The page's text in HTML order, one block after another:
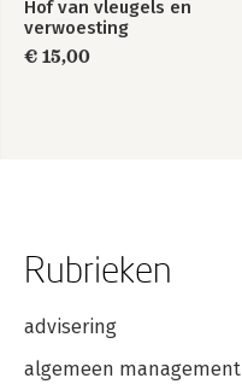
Hof van vleugels en
verwoesting
€ 15,00
Rubrieken
advisering
algemeen management